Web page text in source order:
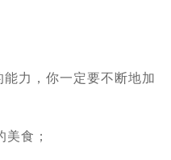
力，你一定要不断地加
食；